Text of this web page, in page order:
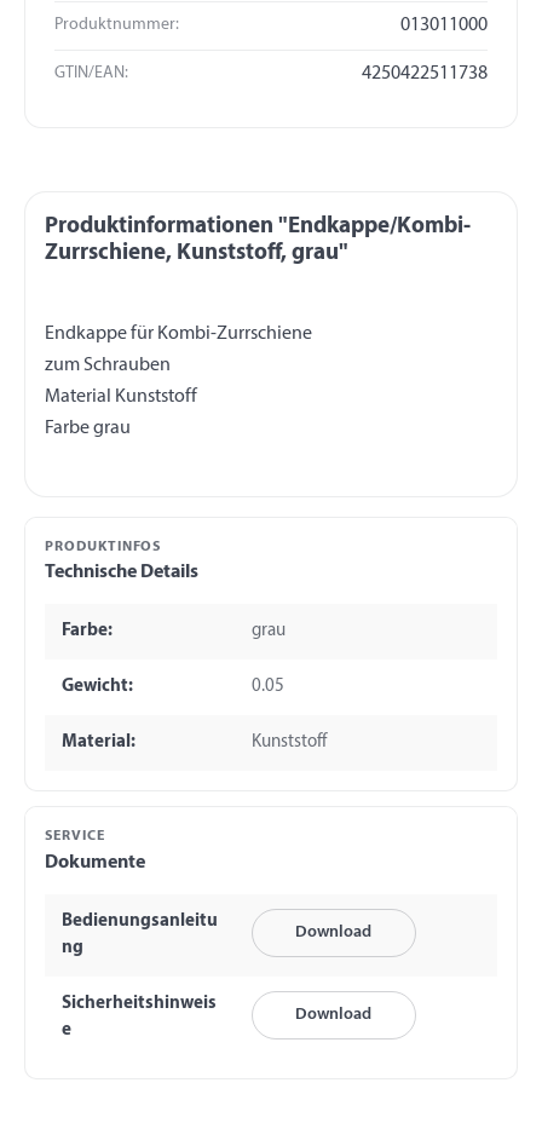
Produktnummer: 013011000
GTIN/EAN: 4250422511738
Produktinformationen "Endkappe/Kombi-
Zurrschiene, Kunststoff, grau"
Endkappe für Kombi-Zurrschiene
zum Schrauben
Material Kunststoff
PRODUKTINFOS
Technische Details
Farbe: grau
Gewicht: 0.05
Material: Kunststoff
SERVICE
Dokumente
Bedienungsanleitu
ng
Download
Sicherheitshinweis
e
Download